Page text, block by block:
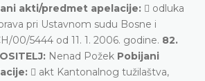
akti/predmet apelacije:  odluka
pri Ustavnom sudu Bosne i
00/5444 od 11. 1. 2006. godine. 82.
Nenad Požek Pobijani
 akt Kantonalnog tužilaštva,